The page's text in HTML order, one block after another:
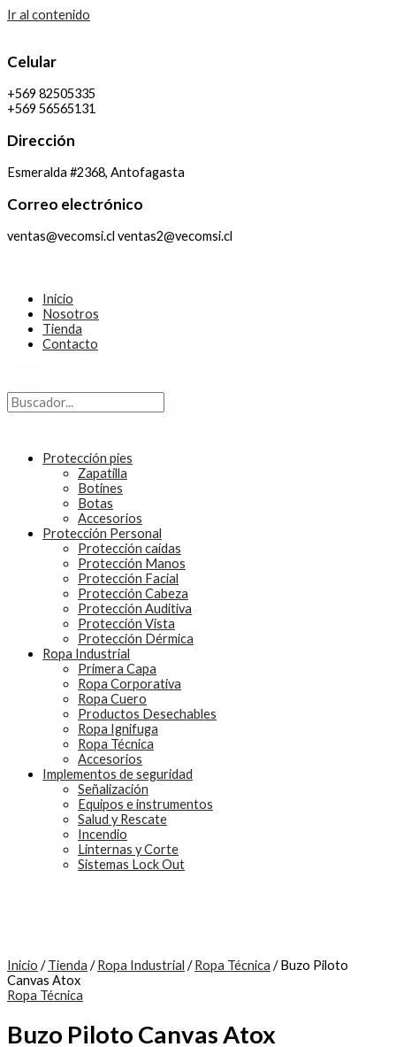
Ir al contenido
Celular
+569 82505335
+569 56565131
Dirección
Esmeralda #2368, Antofagasta
Correo electrónico
ventas@vecomsi.cl ventas2@vecomsi.cl
Inicio
Nosotros
Tienda
Contacto
Protección pies
Zapatilla
Botines
Botas
Accesorios
Protección Personal
Protección caídas
Protección Manos
Protección Facial
Protección Cabeza
Protección Auditiva
Protección Vista
Protección Dérmica
Ropa Industrial
Primera Capa
Ropa Corporativa
Ropa Cuero
Productos Desechables
Ropa Ignifuga
Ropa Técnica
Accesorios
Implementos de seguridad
Señalización
Equipos e instrumentos
Salud y Rescate
Incendio
Linternas y Corte
Sistemas Lock Out
Inicio /Tienda /Ropa Industrial /Ropa Técnica / Buzo Piloto
Canvas Atox
Ropa Técnica
Buzo Piloto Canvas Atox